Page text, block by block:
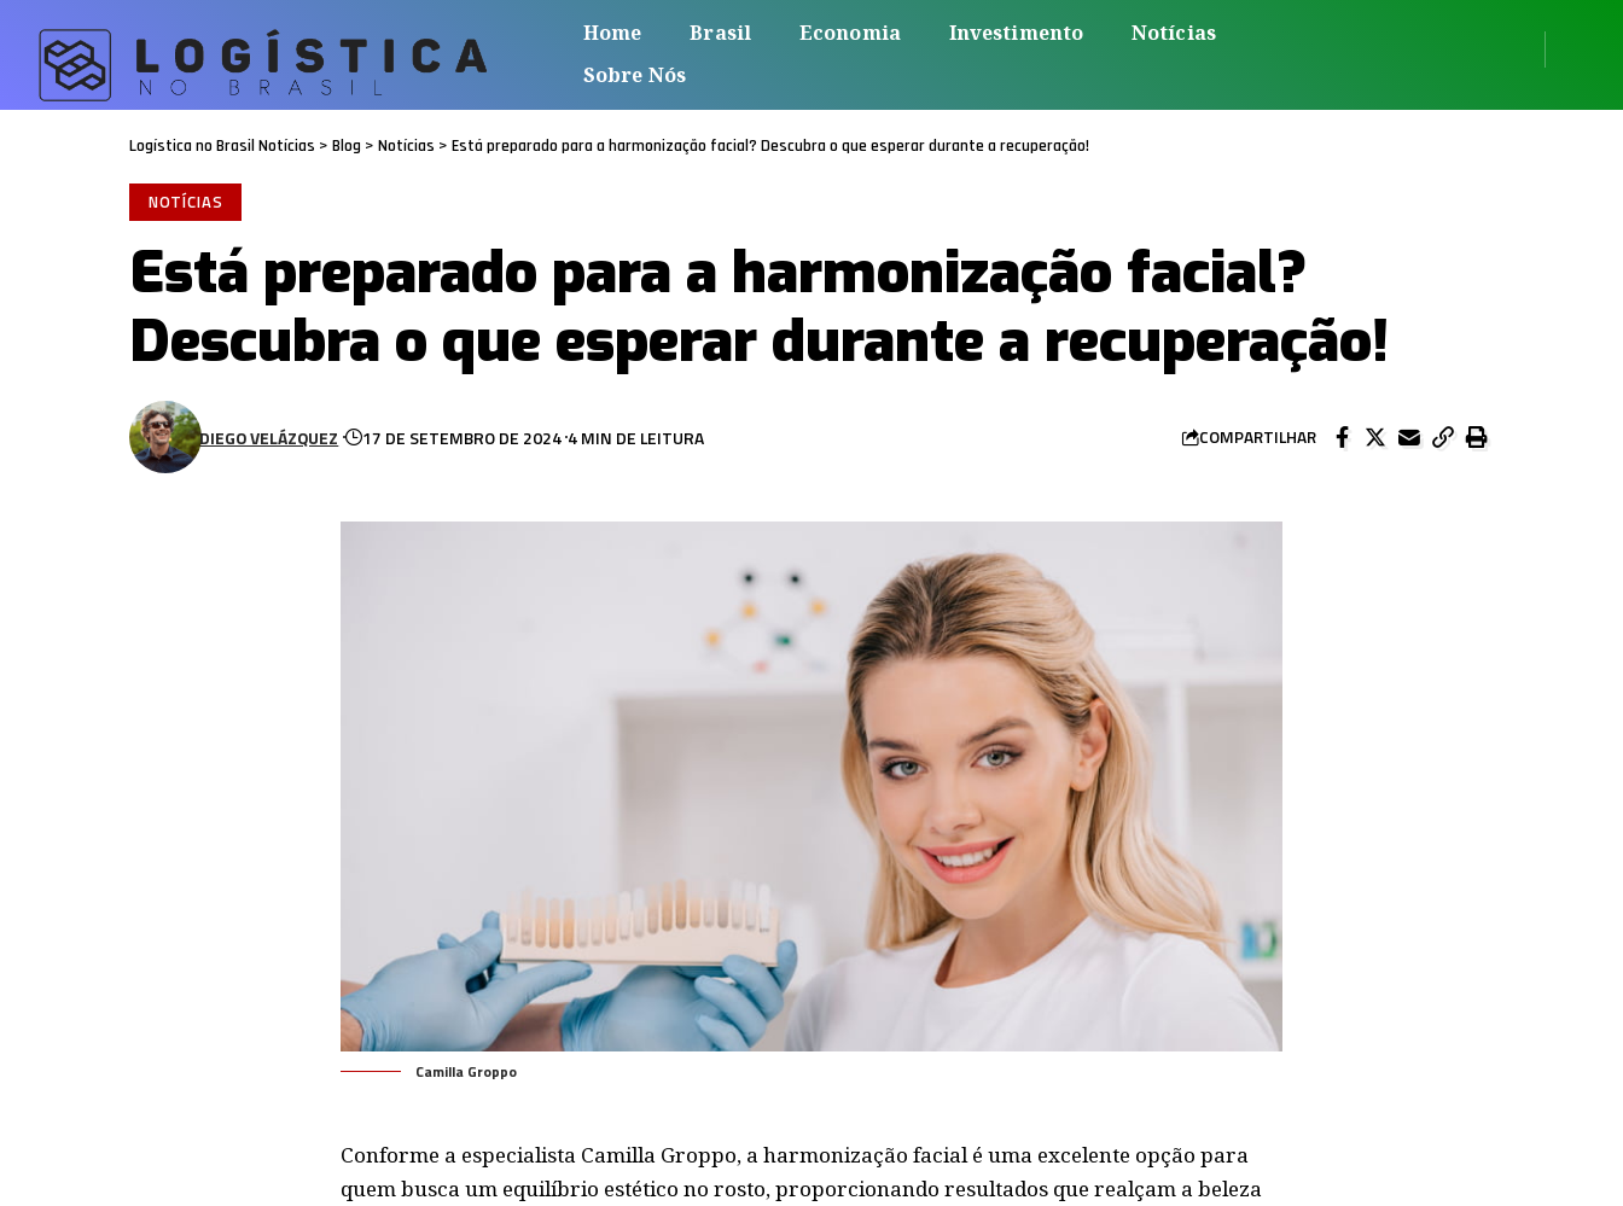
Home Brasil Economia Investimento
Notícias
Sobre Nós
Logística no Brasil Notícias > Blog > Notícias > Está preparado para a harmonização facial? Descubra o que esperar durante a recuperação!
NOTÍCIAS
Está preparado para a harmonização facial?
Descubra o que esperar durante a recuperação!
DIEGO VELÁZQUEZ 17 DE SETEMBRO DE 2024 4 MIN DE LEITURA COMPARTILHAR
Camilla Groppo
Conforme a especialista Camilla Groppo, a harmonização facial é uma excelente opção para
quem busca um equilíbrio estético no rosto, proporcionando resultados que realçam a beleza